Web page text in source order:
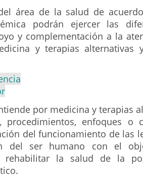
área de la salud de
podrán ejercer las
y complementación a la
y terapias alternativas
por medicina y terapias
procedimientos, enfoques o
del funcionamiento de las
del ser humano con el
rehabilitar la salud de la